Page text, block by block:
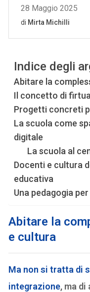
Indice degli
Abitare la
Il concetto di
Progetti concreti
La scuola come
digitale
La scuola al
Docenti e cultura
educativa
Una pedagogia
Abitare la
e cultura
Ma non si tratta di
integrazione, ma